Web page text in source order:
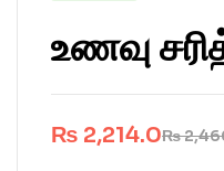
உணவு
₨
₨ 2,214.0